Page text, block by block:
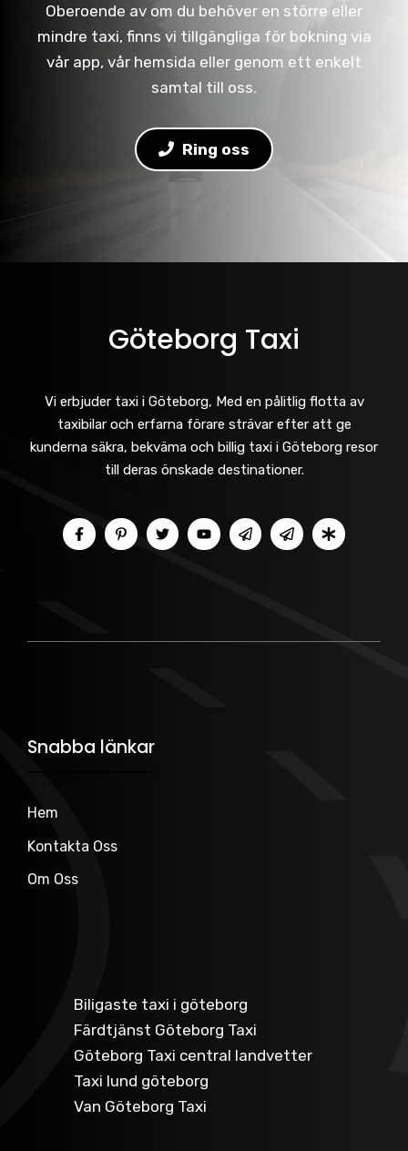
Oberoende av om du behöver en större eller
mindre taxi, finns vi tillgängliga för bokning via
vår app, vår hemsida eller genom ett enkelt
samtal till oss.
Ring oss
Göteborg Taxi
Vi erbjuder taxi i Göteborg, Med en pålitlig flotta av
taxibilar och erfarna förare strävar efter att ge
kunderna säkra, bekväma och billig taxi i Göteborg resor
till deras önskade destinationer.
Snabba länkar
Hem
Kontakta Oss
Om Oss
Biligaste taxi i göteborg
Färdtjänst Göteborg Taxi
Göteborg Taxi central landvetter
Taxi lund göteborg
Van Göteborg Taxi